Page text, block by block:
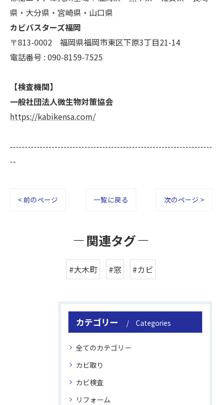
県・大分県・宮崎県・山口県
カビバスターズ福岡
〒813-0002 福岡県福岡市東区下原3丁目21-14
電話番号 : 090-8159-7525
【検査機関】
一般社団法人微生物対策協会
https://kabikensa.com/
--------------------------------------------------------------------
--
< 前のページ 一覧に戻る 次のページ >
関連タグ
#大木町 #窓 #カビ
カテゴリー Categories
全てのカテゴリー
カビ取り
カビ検査
リフォーム